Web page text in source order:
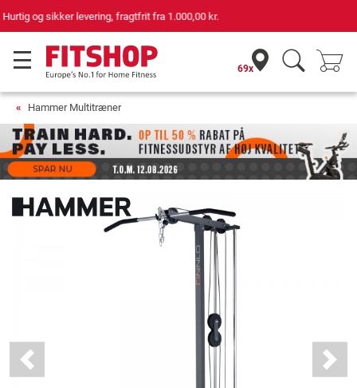
69 butikker med 75 egne servicemontører
69x
Hammer Multitræner
Previous Next